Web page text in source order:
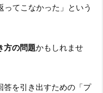
てこなかった」という
方の問題かもしれませ
答を引き出すための「プ